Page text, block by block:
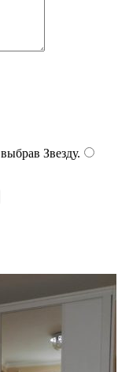
Звезду.